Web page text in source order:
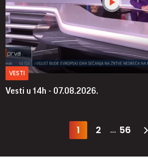
VESTI
Vesti u 14h - 07.08.2026.
1 2 ... 56